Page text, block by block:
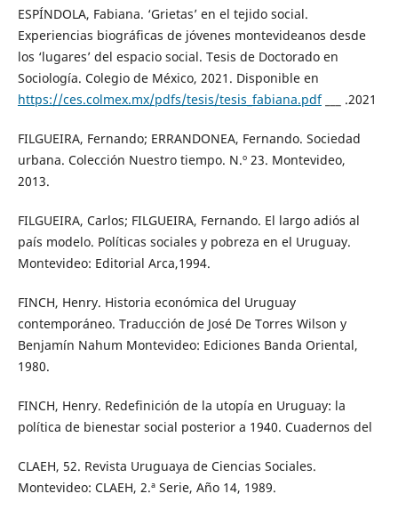
ESPÍNDOLA, Fabiana. ‘Grietas’ en el tejido social.
Experiencias biográficas de jóvenes montevideanos desde
los ‘lugares’ del espacio social. Tesis de Doctorado en
Sociología. Colegio de México, 2021. Disponible en
https://ces.colmex.mx/pdfs/tesis/tesis_fabiana.pdf___ .2021
FILGUEIRA, Fernando; ERRANDONEA, Fernando. Sociedad
urbana. Colección Nuestro tiempo. N.º 23. Montevideo,
2013.
FILGUEIRA, Carlos; FILGUEIRA, Fernando. El largo adiós al
país modelo. Políticas sociales y pobreza en el Uruguay.
Montevideo: Editorial Arca,1994.
FINCH, Henry. Historia económica del Uruguay
contemporáneo. Traducción de José De Torres Wilson y
Benjamín Nahum Montevideo: Ediciones Banda Oriental,
1980.
FINCH, Henry. Redefinición de la utopía en Uruguay: la
política de bienestar social posterior a 1940. Cuadernos del
CLAEH, 52. Revista Uruguaya de Ciencias Sociales.
Montevideo: CLAEH, 2.ª Serie, Año 14, 1989.